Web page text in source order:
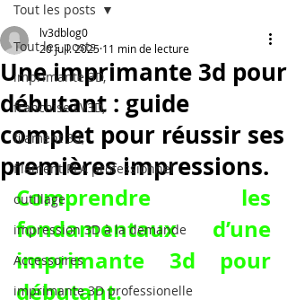
Tout les posts
imprimante 3D,
franchise LV3D,
filament 3d,
filament PLA professionnel
outillage
impression 3D à la demande
Accessoires
imprimante 3D professionelle
Tout les posts
Une imprimante 3d pour
débutant : guide
complet pour réussir ses
premières impressions.
lv3dblog0
20 juil. 2025 11 min de lecture
Comprendre les
fondamentaux d’une
imprimante 3d pour
débutant.